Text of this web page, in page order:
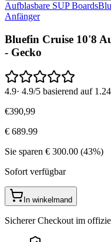
Aufblasbare SUP Boards
Anfänger
Bluefin Cruise 10'8
- Gecko
4.9· 4.9/5 basierend auf
€390,99
€ 689.99
Sie sparen € 300.00 (43%)
Sofort verfügbar
In winkelmand
Sicherer Checkout im